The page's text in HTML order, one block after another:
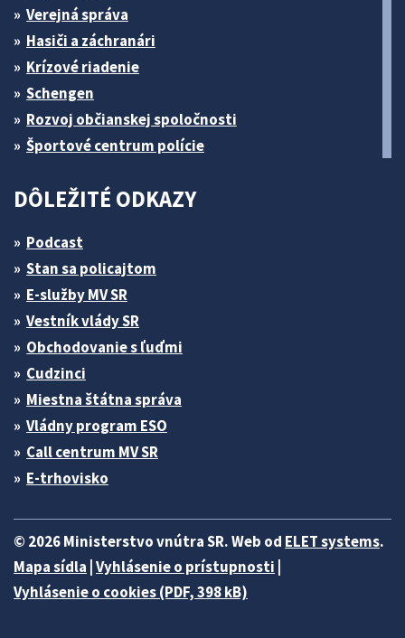
Verejná správa
Hasiči a záchranári
Krízové riadenie
Schengen
Rozvoj občianskej spoločnosti
Športové centrum polície
DÔLEŽITÉ ODKAZY
Podcast
Stan sa policajtom
E-služby MV SR
Vestník vlády SR
Obchodovanie s ľuďmi
Cudzinci
Miestna štátna správa
Vládny program ESO
Call centrum MV SR
E-trhovisko
© 2026 Ministerstvo vnútra SR. Web od ELET systems.
Mapa sídla Vyhlásenie o prístupnosti
Vyhlásenie o cookies (PDF, 398 kB)